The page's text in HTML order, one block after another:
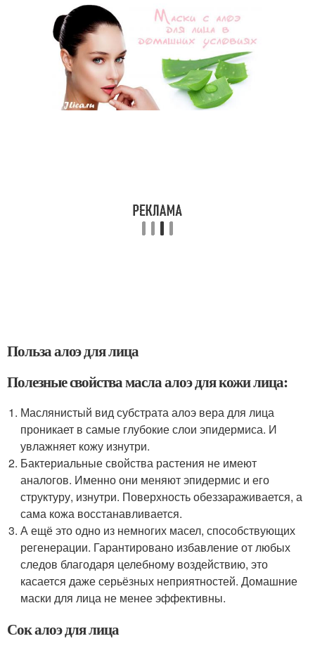
Польза алоэ для лица
Полезные свойства масла алоэ для кожи лица:
Маслянистый вид субстрата алоэ вера для лица
проникает в самые глубокие слои эпидермиса. И
увлажняет кожу изнутри.
Бактериальные свойства растения не имеют
аналогов. Именно они меняют эпидермис и его
структуру, изнутри. Поверхность обеззараживается, а
сама кожа восстанавливается.
А ещё это одно из немногих масел, способствующих
регенерации. Гарантировано избавление от любых
следов благодаря целебному воздействию, это
касается даже серьёзных неприятностей. Домашние
маски для лица не менее эффективны.
Сок алоэ для лица